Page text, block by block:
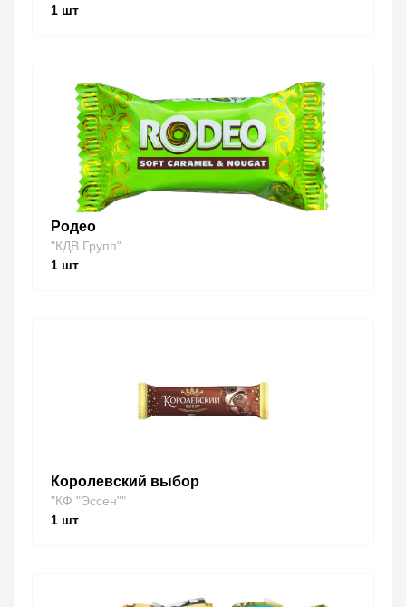
1 шт
Родео
"КДВ Групп"
1 шт
Королевский выбор
"КФ "Эссен""
1 шт